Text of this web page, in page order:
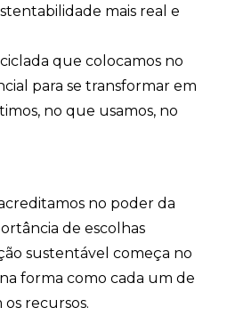
mais real e
que colocamos no
para se transformar em
no que usamos, no
no poder da
de escolhas
sustentável começa no
forma como cada um de
os recursos.